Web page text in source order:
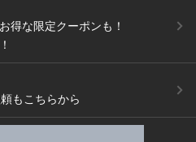
得な限定クーポンも！
もこちらから